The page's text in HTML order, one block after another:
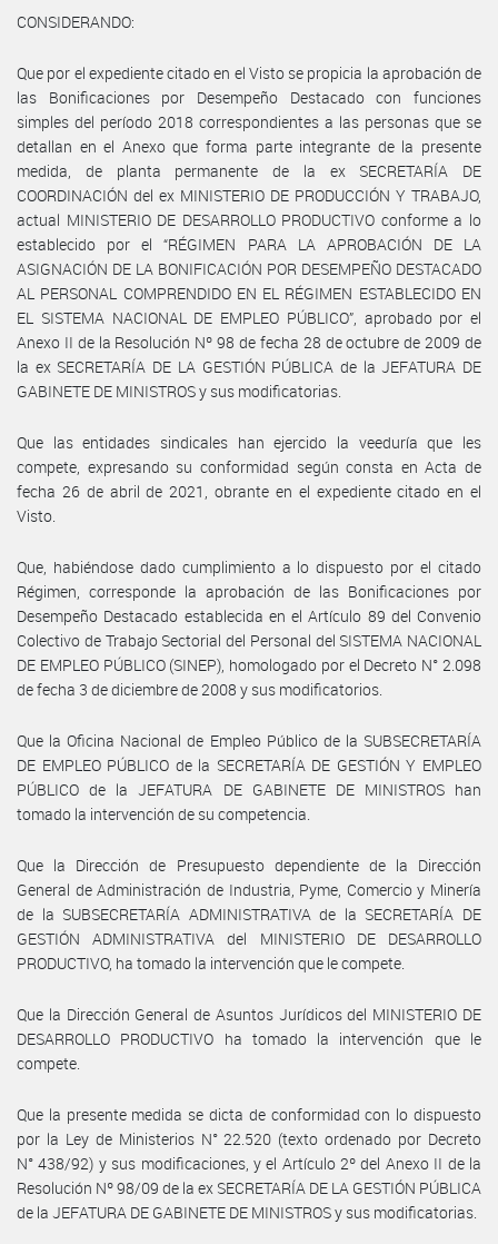
CONSIDERANDO:
Que por el expediente citado en el Visto se propicia la aprobación de
las Bonificaciones por Desempeño Destacado con funciones
simples del período 2018 correspondientes a las personas que se
detallan en el Anexo que forma parte integrante de la presente
medida, de planta permanente de la ex SECRETARÍA DE
COORDINACIÓN del ex MINISTERIO DE PRODUCCIÓN Y TRABAJO,
actual MINISTERIO DE DESARROLLO PRODUCTIVO conforme a lo
establecido por el “RÉGIMEN PARA LA APROBACIÓN DE LA
ASIGNACIÓN DE LA BONIFICACIÓN POR DESEMPEÑO DESTACADO
AL PERSONAL COMPRENDIDO EN EL RÉGIMEN ESTABLECIDO EN
EL SISTEMA NACIONAL DE EMPLEO PÚBLICO”, aprobado por el
Anexo II de la Resolución Nº 98 de fecha 28 de octubre de 2009 de
la ex SECRETARÍA DE LA GESTIÓN PÚBLICA de la JEFATURA DE
GABINETE DE MINISTROS y sus modificatorias.
Que las entidades sindicales han ejercido la veeduría que les
compete, expresando su conformidad según consta en Acta de
fecha 26 de abril de 2021, obrante en el expediente citado en el
Visto.
Que, habiéndose dado cumplimiento a lo dispuesto por el citado
Régimen, corresponde la aprobación de las Bonificaciones por
Desempeño Destacado establecida en el Artículo 89 del Convenio
Colectivo de Trabajo Sectorial del Personal del SISTEMA NACIONAL
DE EMPLEO PÚBLICO (SINEP), homologado por el Decreto N° 2.098
de fecha 3 de diciembre de 2008 y sus modificatorios.
Que la Oficina Nacional de Empleo Público de la SUBSECRETARÍA
DE EMPLEO PÚBLICO de la SECRETARÍA DE GESTIÓN Y EMPLEO
PÚBLICO de la JEFATURA DE GABINETE DE MINISTROS han
tomado la intervención de su competencia.
Que la Dirección de Presupuesto dependiente de la Dirección
General de Administración de Industria, Pyme, Comercio y Minería
de la SUBSECRETARÍA ADMINISTRATIVA de la SECRETARÍA DE
GESTIÓN ADMINISTRATIVA del MINISTERIO DE DESARROLLO
PRODUCTIVO, ha tomado la intervención que le compete.
Que la Dirección General de Asuntos Jurídicos del MINISTERIO DE
DESARROLLO PRODUCTIVO ha tomado la intervención que le
compete.
Que la presente medida se dicta de conformidad con lo dispuesto
por la Ley de Ministerios N° 22.520 (texto ordenado por Decreto
N° 438/92) y sus modificaciones, y el Artículo 2º del Anexo II de la
Resolución Nº 98/09 de la ex SECRETARÍA DE LA GESTIÓN PÚBLICA
de la JEFATURA DE GABINETE DE MINISTROS y sus modificatorias.